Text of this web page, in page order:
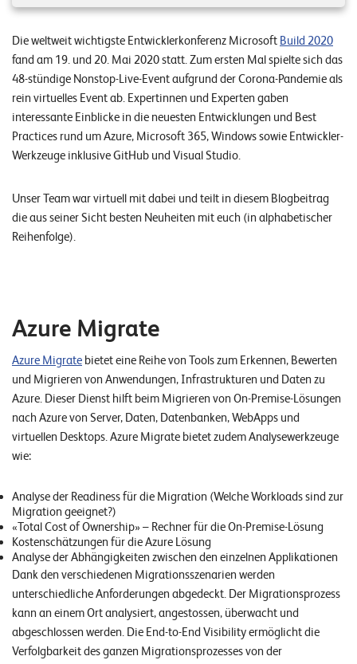
n
z
e
n
U
n
e
r
n
K
a
i
e
r
e
N
e
Die weltweit wichtigste Entwicklerkonferenz Microsoft Build 2020
fand am 19. und 20. Mai 2020 statt. Zum ersten Mal spielte sich das
48-stündige Nonstop-Live-Event aufgrund der Corona-Pandemie als
rein virtuelles Event ab. Expertinnen und Experten gaben
interessante Einblicke in die neuesten Entwicklungen und Best
Practices rund um Azure, Microsoft 365, Windows sowie Entwickler-
Werkzeuge inklusive GitHub und Visual Studio.
Unser Team war virtuell mit dabei und teilt in diesem Blogbeitrag
die aus seiner Sicht besten Neuheiten mit euch (in alphabetischer
Reihenfolge).
Azure Migrate
Azure Migrate bietet eine Reihe von Tools zum Erkennen, Bewerten
und Migrieren von Anwendungen, Infrastrukturen und Daten zu
Azure. Dieser Dienst hilft beim Migrieren von On-Premise-Lösungen
nach Azure von Server, Daten, Datenbanken, WebApps und
virtuellen Desktops. Azure Migrate bietet zudem Analysewerkzeuge
wie:
Analyse der Readiness für die Migration (Welche Workloads sind zur
Migration geeignet?)
«Total Cost of Ownership» – Rechner für die On-Premise-Lösung
Kostenschätzungen für die Azure Lösung
Analyse der Abhängigkeiten zwischen den einzelnen Applikationen
Dank den verschiedenen Migrationsszenarien werden
unterschiedliche Anforderungen abgedeckt. Der Migrationsprozess
kann an einem Ort analysiert, angestossen, überwacht und
abgeschlossen werden. Die End-to-End Visibility ermöglicht die
Verfolgbarkeit des ganzen Migrationsprozesses von der